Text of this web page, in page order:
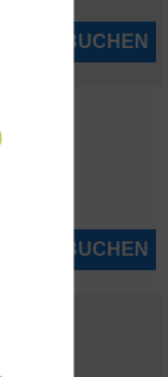
JETZT BUCHEN
JETZT BUCHEN